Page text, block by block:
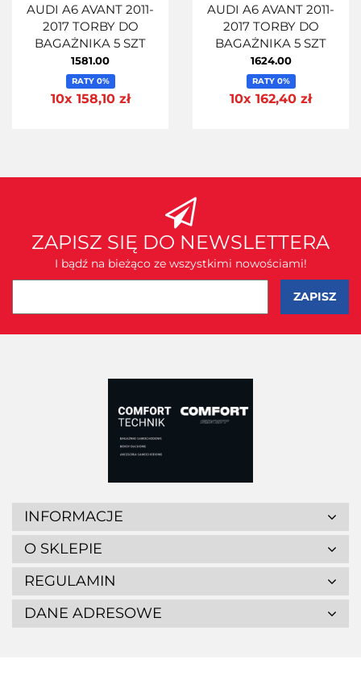
AUDI A6 AVANT 2011-
2017 TORBY DO
BAGAŻNIKA 5 SZT
1581.00
RATY 0%
10x 158,10 zł
AUDI A6 AVANT 2011-
2017 TORBY DO
BAGAŻNIKA 5 SZT
1624.00
RATY 0%
10x 162,40 zł
ZAPISZ SIĘ DO NEWSLETTERA
I bądź na bieżąco ze wszystkimi nowościami!
INFORMACJE
O SKLEPIE
REGULAMIN
DANE ADRESOWE